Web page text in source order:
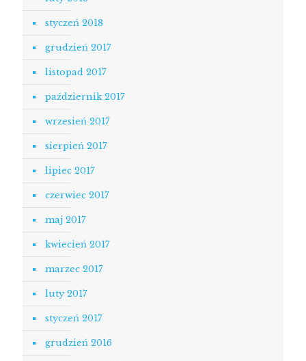
styczeń 2018
grudzień 2017
listopad 2017
październik 2017
wrzesień 2017
sierpień 2017
lipiec 2017
czerwiec 2017
maj 2017
kwiecień 2017
marzec 2017
luty 2017
styczeń 2017
grudzień 2016